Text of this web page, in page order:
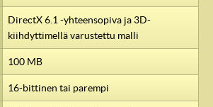
DirectX 6.1 -yhteensopiva ja 3D-
kiihdyttimellä varustettu malli
100 MB
16-bittinen tai parempi